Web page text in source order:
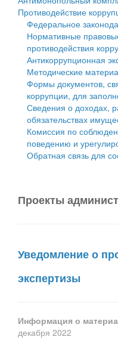
Правила
Генеральные планы
Проекты планировки
Собрание депутатов
Городское поселение
Сельские поселения
Противодействие
Федеральное
Нормативные
противодействия
Антикоррупционная
Методические
Формы документов,
коррупции, для
Сведения о доходах,
обязательствах
Комиссия по
поведению и
Обратная связь для
Проекты
Уведомление о
экспертизы
Информация о
декабря 2022